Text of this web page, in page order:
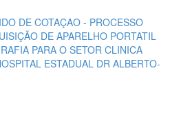
DE COTAÇAO - PROCESSO
DE APARELHO PORTATIL
PARA O SETOR CLINICA
ESTADUAL DR ALBERTO-